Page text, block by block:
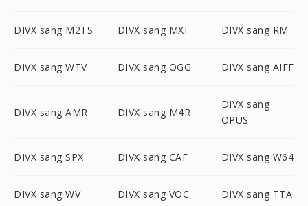
DIVX sang M2TS DIVX sang MXF DIVX sang RM
DIVX sang WTV DIVX sang OGG DIVX sang AIFF
DIVX sang AMR DIVX sang M4R
DIVX sang
OPUS
DIVX sang SPX DIVX sang CAF DIVX sang W64
DIVX sang WV DIVX sang VOC DIVX sang TTA